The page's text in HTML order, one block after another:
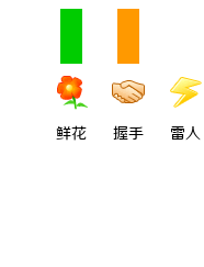
鲜花 握手 雷人